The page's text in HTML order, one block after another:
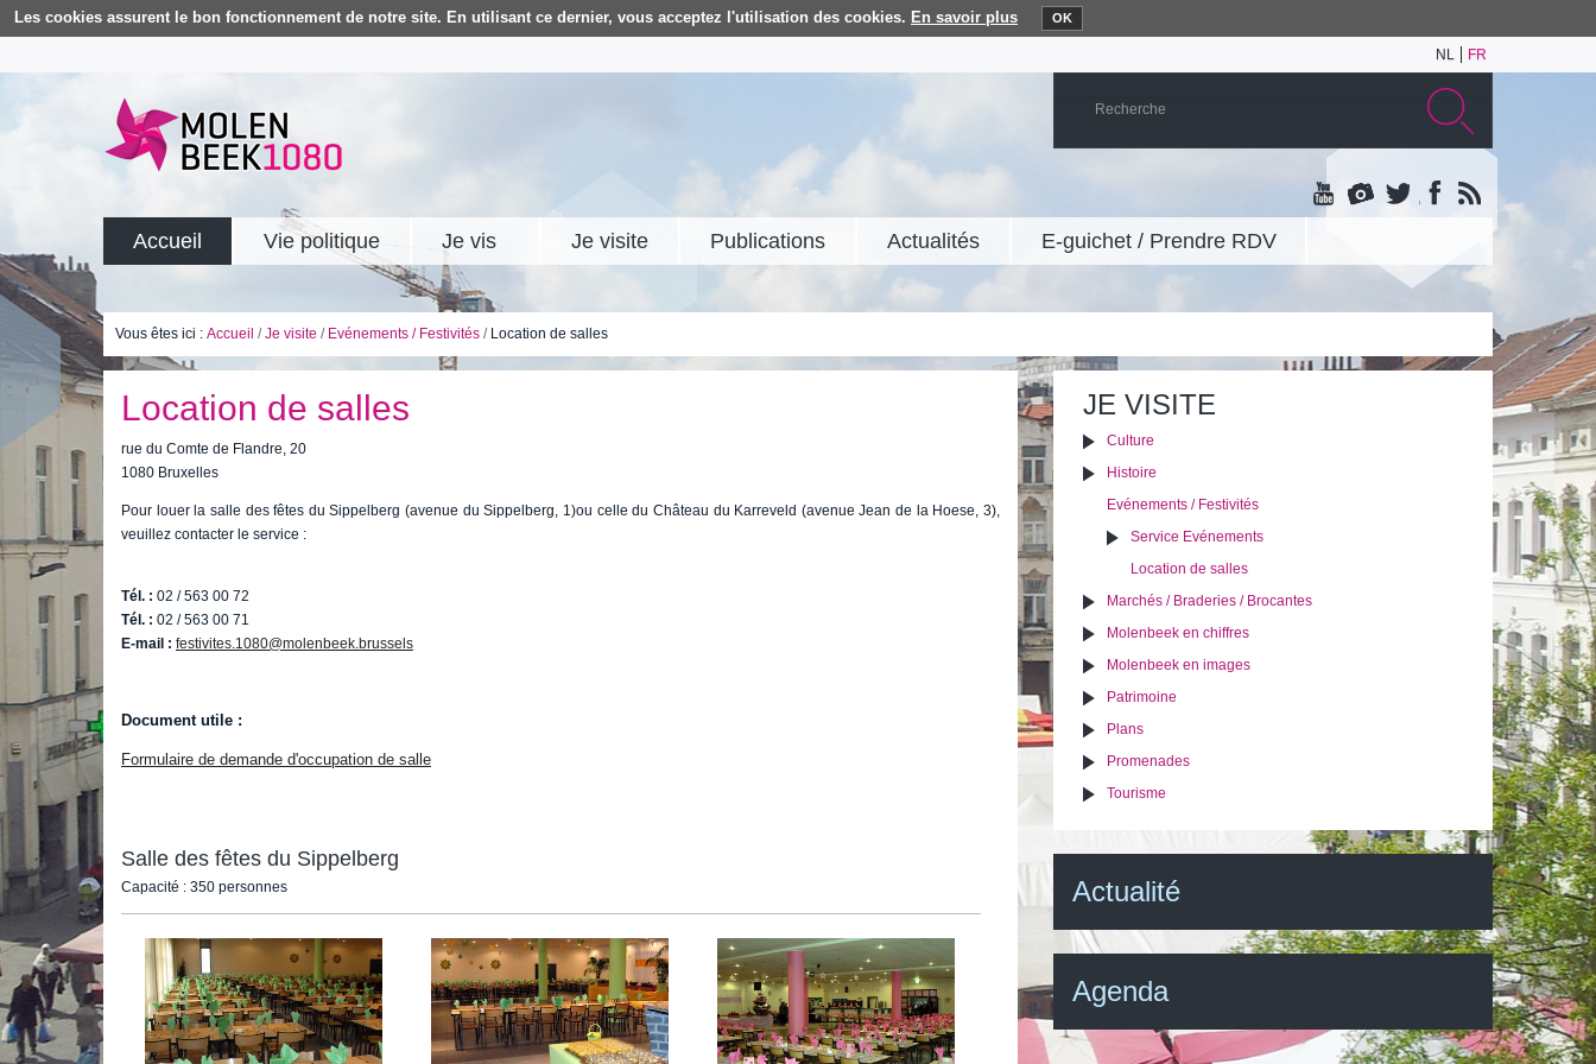
Les cookies assurent le bon fonctionnement de notre site. En utilisant ce dernier, vous acceptez l'utilisation des cookies. En savoir plus OK
NL FR
Accueil Vie politique Je vis Je visite Publications Actualités E-guichet / Prendre RDV
Vous êtes ici : Accueil /Je visite / Evénements / Festivités / Location de salles
Location de salles
rue du Comte de Flandre, 20
1080 Bruxelles
Pour louer la salle des fêtes du Sippelberg (avenue du Sippelberg, 1)ou celle du Château du Karreveld (avenue Jean de la Hoese, 3),
veuillez contacter le service :
Tél. : 02 / 563 00 72
Tél. : 02 / 563 00 71
E-mail : festivites.1080@molenbeek.brussels
Document utile :
Formulaire de demande d'occupation de salle
Salle des fêtes du Sippelberg
Capacité : 350 personnes
JE VISITE
Culture
Histoire
Evénements / Festivités
Service Evénements
Location de salles
Marchés / Braderies / Brocantes
Molenbeek en chiffres
Molenbeek en images
Patrimoine
Plans
Promenades
Tourisme
Actualité
Agenda